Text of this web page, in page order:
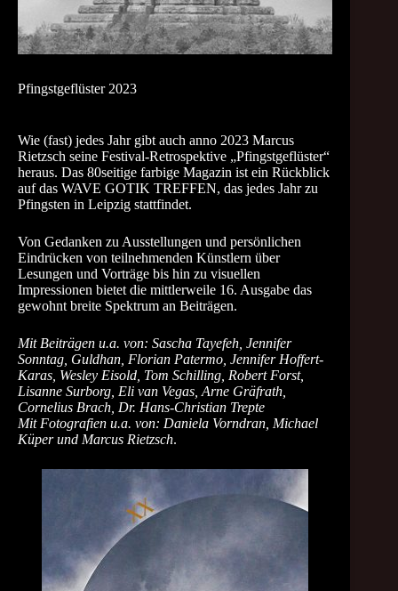
Pfingstgeflüster 2023
Wie (fast) jedes Jahr gibt auch anno 2023 Marcus
Rietzsch seine Festival-Retrospektive „Pfingstgeflüster“
heraus. Das 80seitige farbige Magazin ist ein Rückblick
auf das WAVE GOTIK TREFFEN, das jedes Jahr zu
Pfingsten in Leipzig stattfindet.
Von Gedanken zu Ausstellungen und persönlichen
Eindrücken von teilnehmenden Künstlern über
Lesungen und Vorträge bis hin zu visuellen
Impressionen bietet die mittlerweile 16. Ausgabe das
gewohnt breite Spektrum an Beiträgen.
Mit Beiträgen u.a. von: Sascha Tayefeh, Jennifer
Sonntag, Guldhan, Florian Patermo, Jennifer Hoffert-
Karas, Wesley Eisold, Tom Schilling, Robert Forst,
Lisanne Surborg, Eli van Vegas, Arne Gräfrath,
Cornelius Brach, Dr. Hans-Christian Trepte
Mit Fotografien u.a. von: Daniela Vorndran, Michael
Küper und Marcus Rietzsch.